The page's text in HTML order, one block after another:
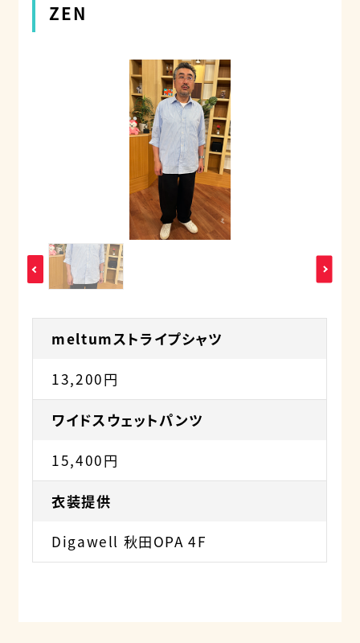
ZEN
meltumストライプシャツ
13,200円
ワイドスウェットパンツ
15,400円
衣装提供
Digawell 秋田OPA 4F